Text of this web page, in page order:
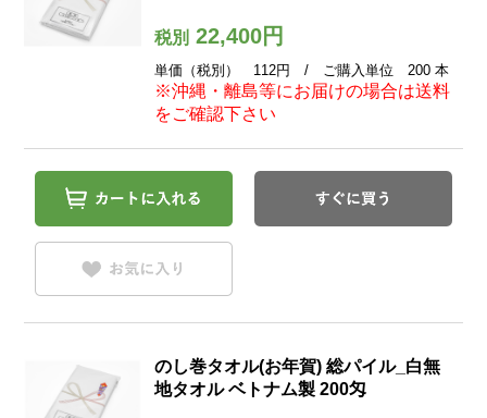
税別22,400円
単価（税別） 112円 / ご購入単位 200 本
※沖縄・離島等にお届けの場合は送料
をご確認下さい
のし巻タオル(お年賀) 総パイル_白無
地タオル ベトナム製 200匁